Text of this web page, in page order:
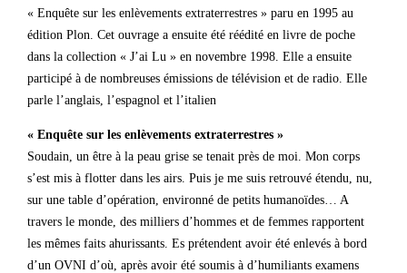
« Enquête sur les enlèvements extraterrestres » paru en 1995 au
édition Plon. Cet ouvrage a ensuite été réédité en livre de poche
dans la collection « J’ai Lu » en novembre 1998. Elle a ensuite
participé à de nombreuses émissions de télévision et de radio. Elle
parle l’anglais, l’espagnol et l’italien
« Enquête sur les enlèvements extraterrestres »
Soudain, un être à la peau grise se tenait près de moi. Mon corps
s’est mis à flotter dans les airs. Puis je me suis retrouvé étendu, nu,
sur une table d’opération, environné de petits humanoïdes… A
travers le monde, des milliers d’hommes et de femmes rapportent
les mêmes faits ahurissants. Es prétendent avoir été enlevés à bord
d’un OVNI d’où, après avoir été soumis à d’humiliants examens